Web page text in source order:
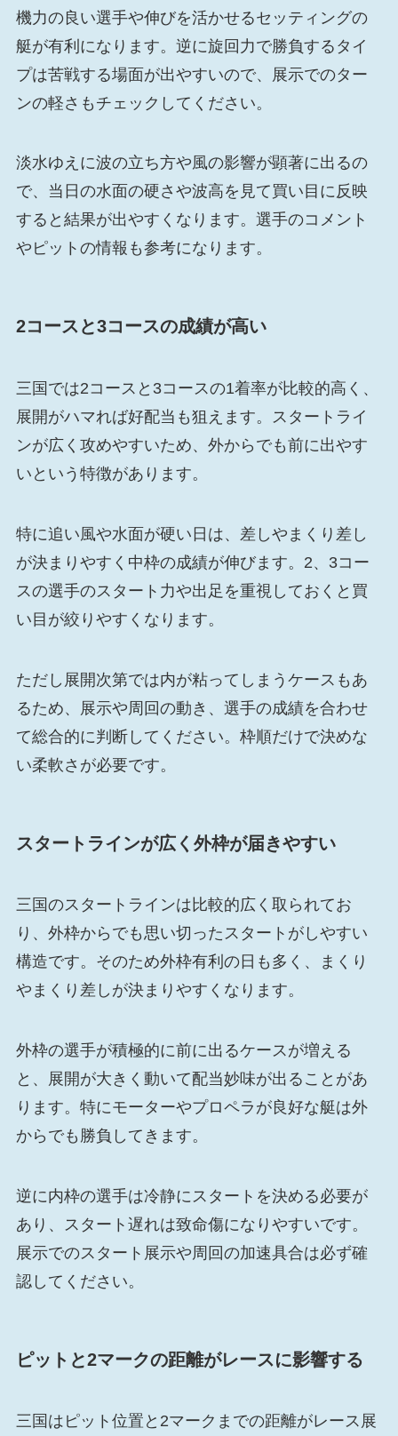
機力の良い選手や伸びを活かせるセッティングの
艇が有利になります。逆に旋回力で勝負するタイ
プは苦戦する場面が出やすいので、展示でのター
ンの軽さもチェックしてください。
淡水ゆえに波の立ち方や風の影響が顕著に出るの
で、当日の水面の硬さや波高を見て買い目に反映
すると結果が出やすくなります。選手のコメント
やピットの情報も参考になります。
2コースと3コースの成績が高い
三国では2コースと3コースの1着率が比較的高く、
展開がハマれば好配当も狙えます。スタートライ
ンが広く攻めやすいため、外からでも前に出やす
いという特徴があります。
特に追い風や水面が硬い日は、差しやまくり差し
が決まりやすく中枠の成績が伸びます。2、3コー
スの選手のスタート力や出足を重視しておくと買
い目が絞りやすくなります。
ただし展開次第では内が粘ってしまうケースもあ
るため、展示や周回の動き、選手の成績を合わせ
て総合的に判断してください。枠順だけで決めな
い柔軟さが必要です。
スタートラインが広く外枠が届きやすい
三国のスタートラインは比較的広く取られてお
り、外枠からでも思い切ったスタートがしやすい
構造です。そのため外枠有利の日も多く、まくり
やまくり差しが決まりやすくなります。
外枠の選手が積極的に前に出るケースが増える
と、展開が大きく動いて配当妙味が出ることがあ
ります。特にモーターやプロペラが良好な艇は外
からでも勝負してきます。
逆に内枠の選手は冷静にスタートを決める必要が
あり、スタート遅れは致命傷になりやすいです。
展示でのスタート展示や周回の加速具合は必ず確
認してください。
ピットと2マークの距離がレースに影響する
三国はピット位置と2マークまでの距離がレース展